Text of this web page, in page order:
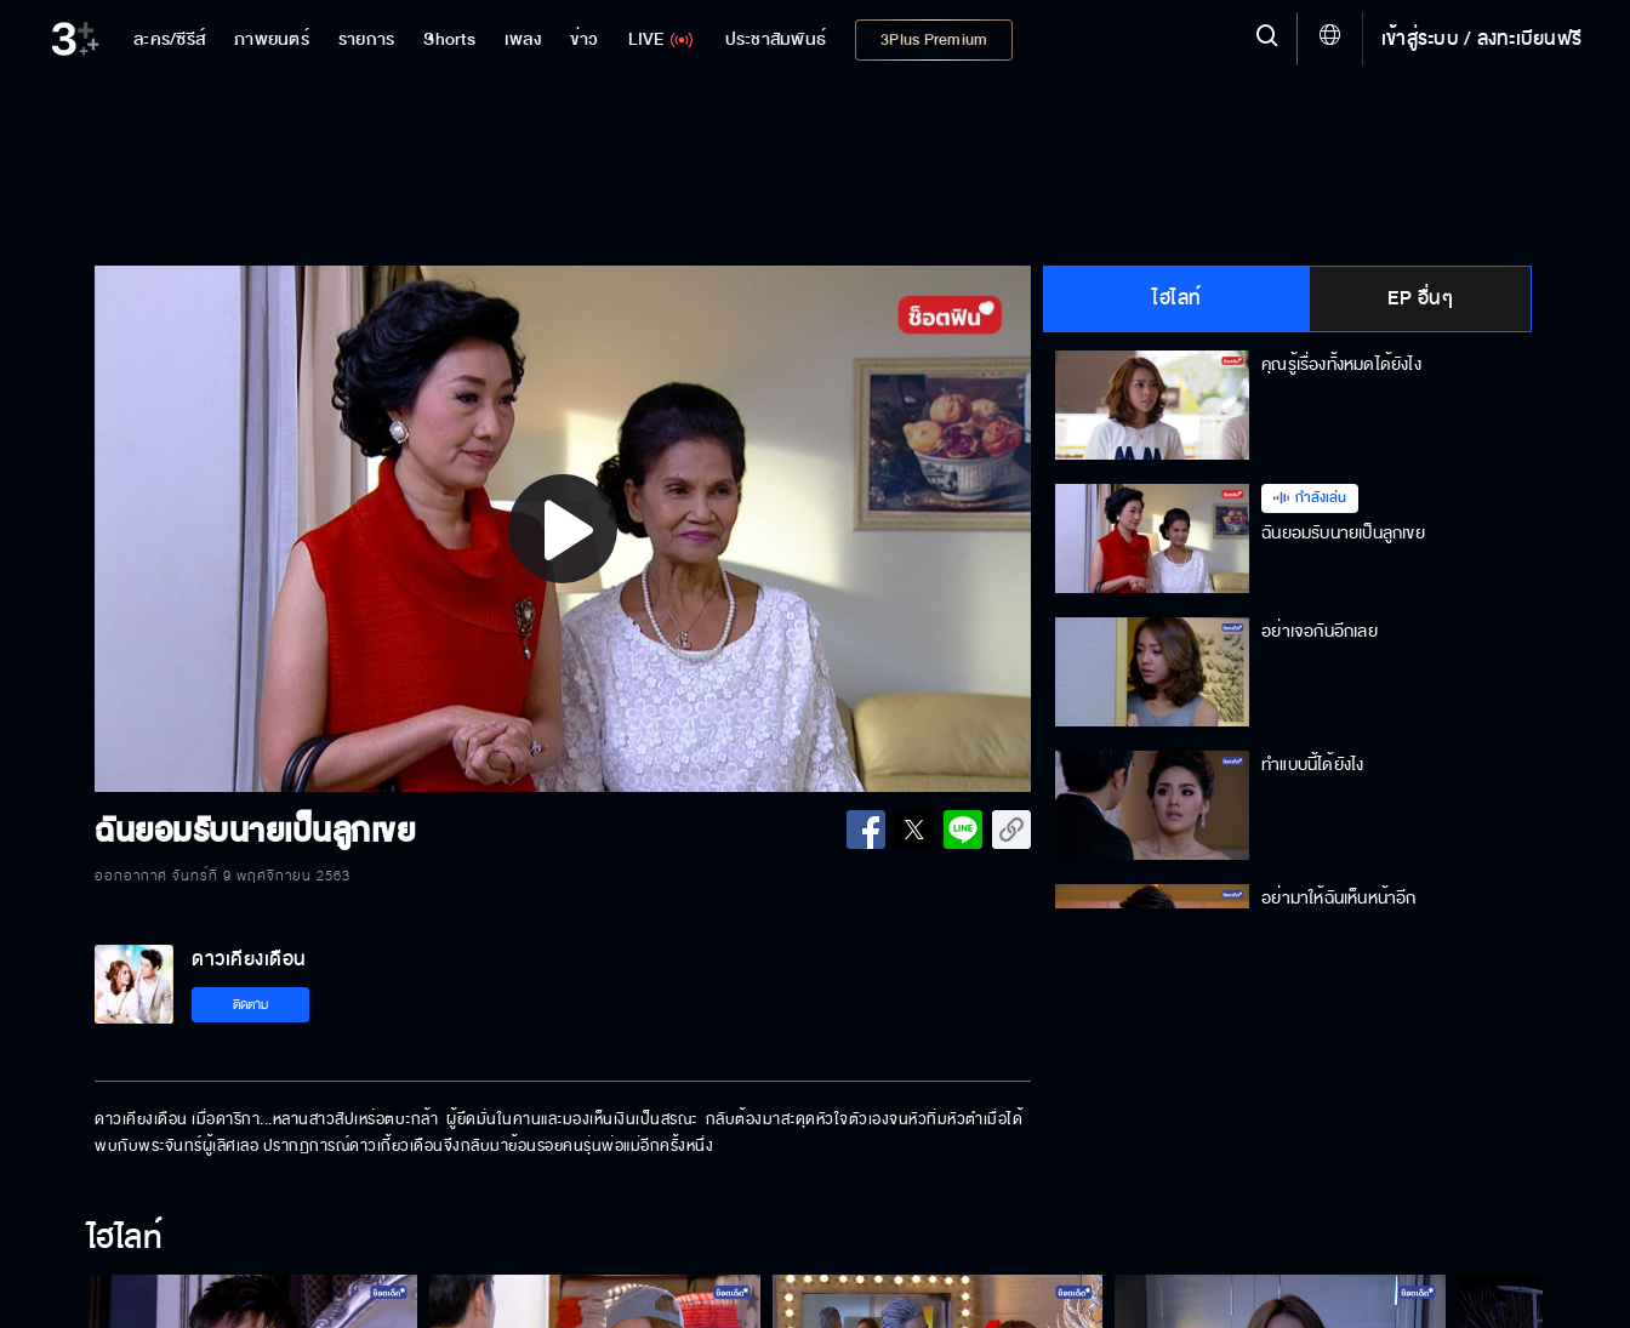
ละคร/ซีรีส์ ภาพยนตร์ รายการ Shorts เพลง ข่าว LIVE ประชาสัมพันธ์ 3Plus Premium เข้าสู่ระบบ / ลงทะเบียนฟรี
Play
Video
ฉันยอมรับนายเป็นลูกเขย
ออกอากาศ จันทร์ที่ 9 พฤศจิกายน 2563
ไฮไลท์ EP อื่นๆ
คุณรู้เรื่องทั้งหมดได้ยังไง
กำลังเล่น
ฉันยอมรับนายเป็นลูกเขย
อย่าเจอกันอีกเลย
ทำแบบนี้ได้ยังไง
อย่ามาให้ฉันเห็นหน้าอีก
ฉันจะเอาฟันคุณมาขูดมะพร้าว
ดาวเคียงเดือน
ติดตาม
ดาวเคียงเดือน เมื่อดาริกา...หลานสาวสัปเหร่อตบะกล้า  ผู้ยึดมั่นในคานและมองเห็นเงินเป็นสรณะ  กลับต้องมาสะดุดหัวใจตัวเองจนหัวทิ่มหัวตำเมื่อได้
พบกับพระจันทร์ผู้เลิศเลอ ปรากฏการณ์ดาวเกี้ยวเดือนจึงกลับมาย้อนรอยคนรุ่นพ่อแม่อีกครั้งหนึ่ง
ไฮไลท์